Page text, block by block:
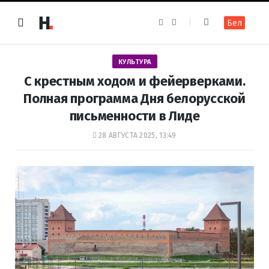
e
k
t
a
m
Бел
КУЛЬТУРА
С крестным ходом и фейерверками.
Полная программа Дня белорусской
письменности в Лиде
28 АВГУСТА 2025, 13:49